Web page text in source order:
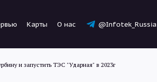
Карты О нас @Infotek_Russia
и запустить ТЭС "Ударная" в 2023г